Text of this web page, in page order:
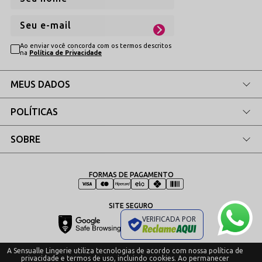
Ao enviar você concorda com os termos descritos
na Política de Privacidade
MEUS DADOS
POLÍTICAS
SOBRE
FORMAS DE PAGAMENTO
SITE SEGURO
VERIFICADA POR
Copyrigh Sensualle Lingeries - 2024. Todos os direitos reservados.
A Sensualle Lingerie utiliza tecnologias de acordo com nossa política de
privacidade e termos de uso, incluindo cookies. Ao permanecer